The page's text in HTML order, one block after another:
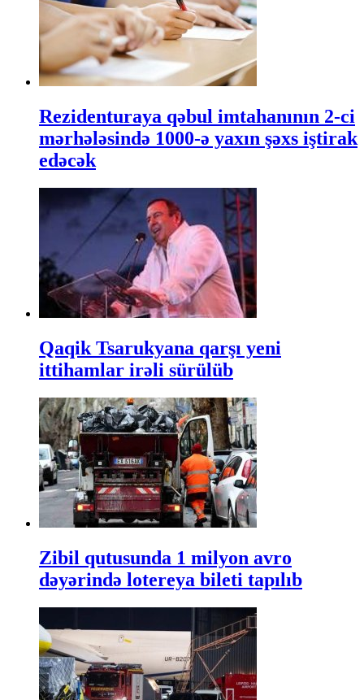
Rezidenturaya qəbul imtahanının 2-ci
mərhələsində 1000-ə yaxın şəxs iştirak
edəcək
Qaqik Tsarukyana qarşı yeni
ittihamlar irəli sürülüb
Zibil qutusunda 1 milyon avro
dəyərində lotereya bileti tapılıb